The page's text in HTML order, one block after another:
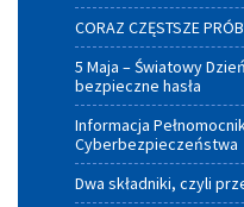
CORAZ CZĘSTSZE
5 Maja – Światowy
bezpieczne hasła
Informacja
Cyberbezpieczeństwa
Dwa składniki, czyli